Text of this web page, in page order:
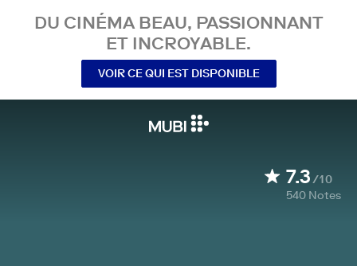
DU CINÉMA BEAU, PASSIONNANT
ET INCROYABLE.
VOIR CE QUI EST DISPONIBLE
7.3/10
540 Notes